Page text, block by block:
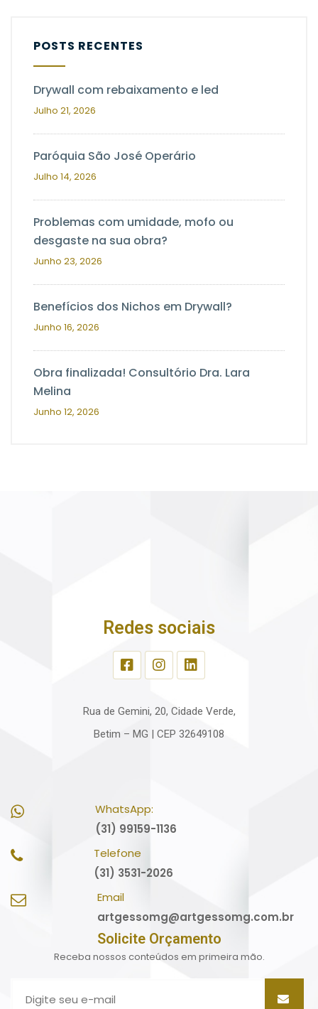
POSTS RECENTES
Drywall com rebaixamento e led
Julho 21, 2026
Paróquia São José Operário
Julho 14, 2026
Problemas com umidade, mofo ou
desgaste na sua obra?
Junho 23, 2026
Benefícios dos Nichos em Drywall?
Junho 16, 2026
Obra finalizada! Consultório Dra. Lara
Melina
Junho 12, 2026
Redes sociais
Rua de Gemini, 20, Cidade Verde,
Betim – MG | CEP 32649108
WhatsApp:
(31) 99159-1136
Telefone
(31) 3531-2026
Email
artgessomg@artgessomg.com.br
Solicite Orçamento
Receba nossos conteúdos em primeira mão.